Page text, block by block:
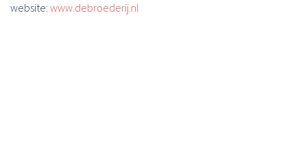
website: www.debroederij.nl